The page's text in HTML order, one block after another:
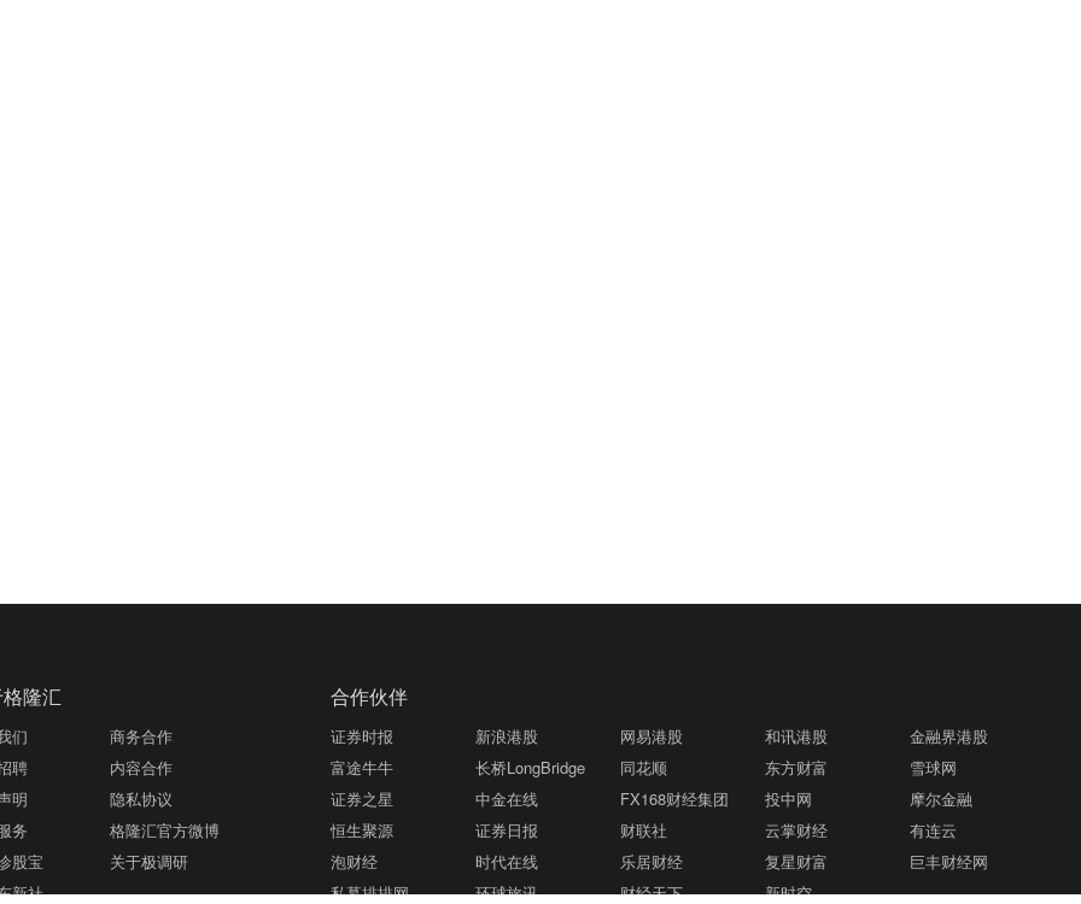
隆汇
们
商务合作
聘
内容合作
明
隐私协议
务
格隆汇官方微博
股宝
关于极调研
新社
合作伙伴
证券时报 新浪港股 网易港股 和讯港股
金融界港股
富途牛牛
长桥LongBridge 同花顺 东方财富
雪球网
证券之星
中金在线 FX168财经集团 投中网
摩尔金融
恒生聚源
证券日报 财联社 云掌财经
有连云
泡财经
时代在线 乐居财经 复星财富
巨丰财经网
私募排排网
环球旅讯 财经天下 新时空